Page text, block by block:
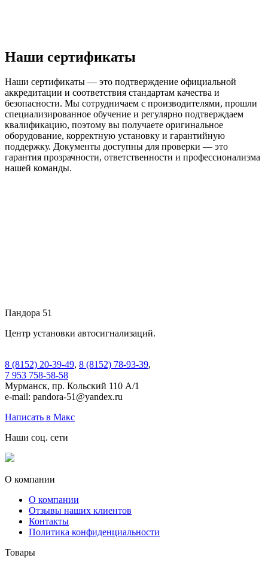
Наши сертификаты
Наши сертификаты — это подтверждение официальной
аккредитации и соответствия стандартам качества и
безопасности. Мы сотрудничаем с производителями, прошли
специализированное обучение и регулярно подтверждаем
квалификацию, поэтому вы получаете оригинальное
оборудование, корректную установку и гарантийную
поддержку. Документы доступны для проверки — это
гарантия прозрачности, ответственности и профессионализма
нашей команды.
Пандора 51
Центр установки автосигнализаций.
8 (8152) 20-39-49, 8 (8152) 78-93-39,
7 953 758-58-58
Мурманск, пр. Кольский 110 А/1
e-mail: pandora-51@yandex.ru
Написать в Макс
Наши соц. сети
О компании
О компании
Отзывы наших клиентов
Контакты
Политика конфиденциальности
Товары